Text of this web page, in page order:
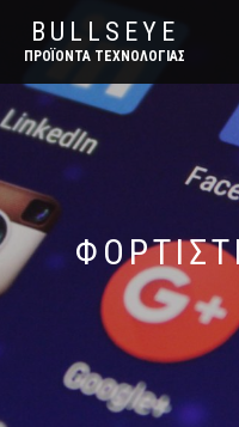
BULLSEYE
ΠΡΟΪΌΝΤΑ ΤΕΧΝΟΛΟΓΊΑΣ